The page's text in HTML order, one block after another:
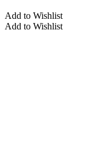
Add to Wishlist
Add to Wishlist